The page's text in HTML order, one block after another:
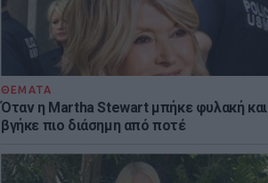
ΘΕΜΑΤΑ
Όταν η Martha Stewart μπήκε φυλακή και
βγήκε πιο διάσημη από ποτέ